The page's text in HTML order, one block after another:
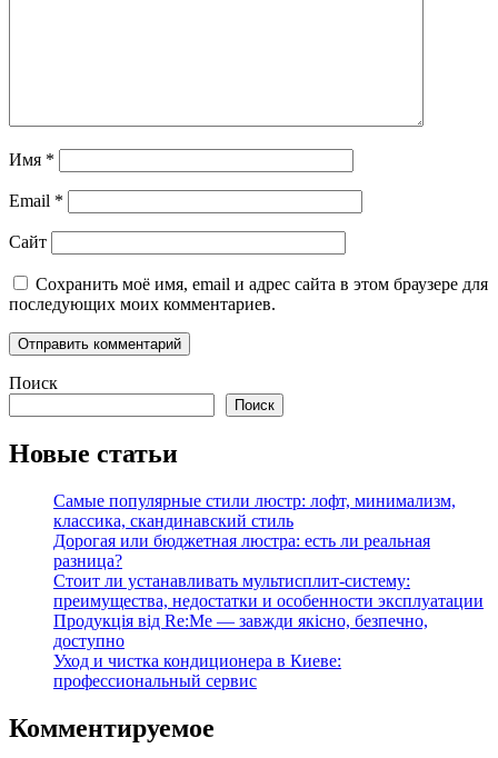
Имя *
Email *
Сайт
Сохранить моё имя, email и адрес сайта в этом браузере для
последующих моих комментариев.
Поиск
Поиск
Новые статьи
Самые популярные стили люстр: лофт, минимализм,
классика, скандинавский стиль
Дорогая или бюджетная люстра: есть ли реальная
разница?
Стоит ли устанавливать мультисплит-систему:
преимущества, недостатки и особенности эксплуатации
Продукція від Re:Me — завжди якісно, безпечно,
доступно
Уход и чистка кондиционера в Киеве:
профессиональный сервис
Комментируемое